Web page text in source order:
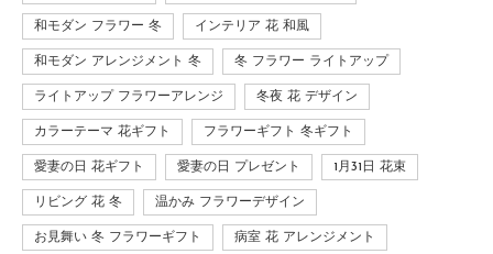
和モダン フラワー 冬 インテリア 花 和風
和モダン アレンジメント 冬 冬 フラワー ライトアップ
ライトアップ フラワーアレンジ 冬夜 花 デザイン
カラーテーマ 花ギフト フラワーギフト 冬ギフト
愛妻の日 花ギフト 愛妻の日 プレゼント 1月31日 花束
リビング 花 冬 温かみ フラワーデザイン
お見舞い 冬 フラワーギフト 病室 花 アレンジメント